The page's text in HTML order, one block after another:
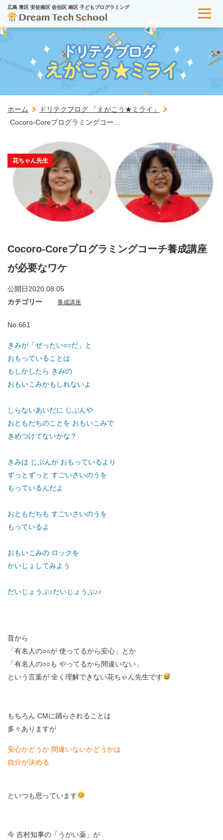
広島 東区 安佐南区 佐伯区 南区 子どもプログラミング
ホーム
ドリテクブログ 「えがこう★ミライ」
Cocoro-Coreプログラミングコー…
花ちゃん先生
Cocoro-Coreプログラミングコーチ養成講座
が必要なワケ
公開日2020.08.05
カテゴリー
養成講座
No.661
きみが「ぜったい○○だ」と
おもっていることは
もしかしたら きみの
おもいこみかもしれないよ
しらないあいだに じぶんや
おともだちのことを おもいこみで
きめつけてないかな？
きみは じぶんが おもっているより
ずっとずっと すごいさいのうを
もっているんだよ
おともだちも すごいさいのうを
もっているよ
おもいこみの ロックを
かいじょしてみよう
だいじょうぶ♪だいじょうぶ♪♪
昔から
「有名人の○○が 使ってるから安心」とか
「有名人の○○も やってるから間違いない」
という言葉が 全く理解できない花ちゃん先生です
もちろん CMに踊らされることは
多々ありますが
安心かどうか 間違いないかどうかは
自分が決める
といつも思っています
今 吉村知事の「うがい薬」が